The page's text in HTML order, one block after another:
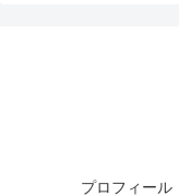
プロフィール